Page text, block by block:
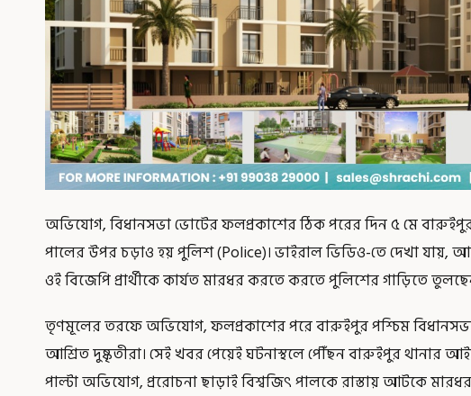
অভিযোগ, বিধানসভা ভোটের ফলপ্রকাশের ঠিক পরের দিন ৫ মে বারুইপুর
পালের উপর চড়াও হয় পুলিশ (Police)। ভাইরাল ভিডিও-তে দেখা
ওই বিজেপি প্রার্থীকে কার্যত মারধর করতে করতে পুলিশের গাড়িতে
তৃণমূলের তরফে অভিযোগ, ফলপ্রকাশের পরে বারুইপুর পশ্চিম
আশ্রিত দুষ্কৃতীরা। সেই খবর পেয়েই ঘটনাস্থলে পৌঁছন বারুইপুর থানার
পাল্টা অভিযোগ, প্ররোচনা ছাড়াই বিশ্বজিৎ পালকে রাস্তায় আটকে